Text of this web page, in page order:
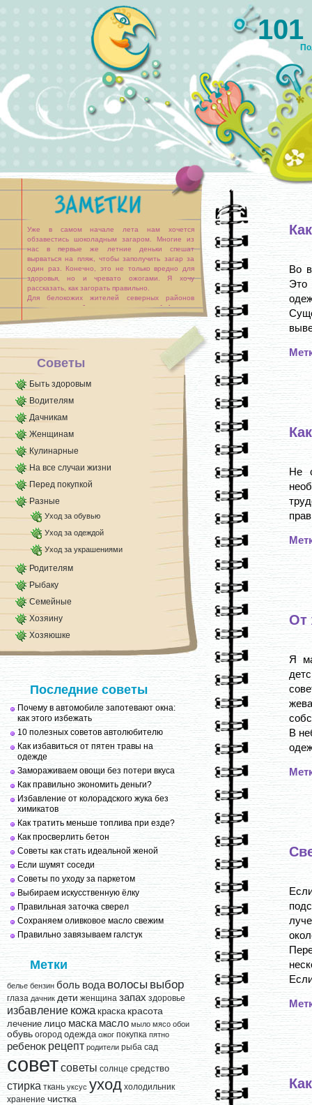
Уже в самом начале лета нам хочется
обзавестись шоколадным загаром. Многие из
нас в первые же летние деньки спешат
вырваться на пляж, чтобы заполучить загар за
один раз. Конечно, это не только вредно для
здоровья, но и чревато ожогами. Я хочу
рассказать, как загорать правильно.
Для белокожих жителей северных районов
загореть не проблема, а уж «сгореть» [...]
Советы
Быть здоровым
Водителям
Дачникам
Женщинам
Кулинарные
На все случаи жизни
Перед покупкой
Разные
Уход за обувью
Уход за одеждой
Уход за украшениями
Родителям
Рыбаку
Семейные
Хозяину
Хозяюшке
Последние советы
Почему в автомобиле запотевают окна:
как этого избежать
10 полезных советов автолюбителю
Как избавиться от пятен травы на
одежде
Замораживаем овощи без потери вкуса
Как правильно экономить деньги?
Избавление от колорадского жука без
химикатов
Как тратить меньше топлива при езде?
Как просверлить бетон
Советы как стать идеальной женой
Если шумят соседи
Советы по уходу за паркетом
Выбираем искусственную ёлку
Правильная заточка сверел
Сохраняем оливковое масло свежим
Правильно завязываем галстук
Метки
белье бензин боль вода волосы выбор
глаза дачник дети женщина запах здоровье
избавление кожа краска красота
лечение лицо маска масло мыло мясо обои
обувь огород одежда ожог покупка пятно
ребенок рецепт родители рыба сад
советсоветы солнце средство
стирка ткань уксус уход холодильник
хранение чистка
Во
Это
Не
От
Я
В